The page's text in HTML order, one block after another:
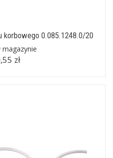
korbowego 0.085.1248.0/20
magazynie
zł